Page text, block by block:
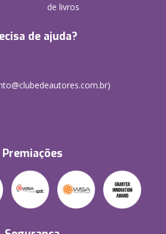
de livros
de ajuda?
Premiações